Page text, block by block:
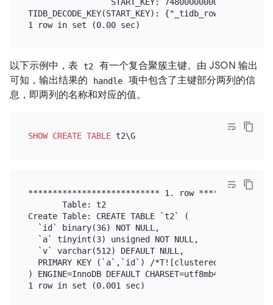
TIDB_DECODE_KEY(START_KEY):
以下示例中，表 t2
有一个复合聚簇主键。由 JSON 输出
可知，输出结果的
handle
项中包含了主键部分两列的信
息，即两列的名称和对应的值。
SHOW CREATE TABLE t2\G
*************************** 1. row
       Table: t2
Create Table: CREATE TABLE `t2` (
  `id` binary(36) NOT NULL,
  `a` tinyint(3) unsigned NOT NULL,
  `v` varchar(512) DEFAULT NULL,
PRIMARY KEY (`a`,`id`) /*T![clustered_index]
) ENGINE=InnoDB DEFAULT CHARSET=utf8mb4